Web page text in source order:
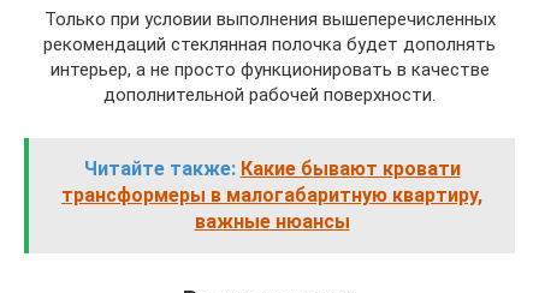
Только при условии выполнения вышеперечисленных
рекомендаций стеклянная полочка будет дополнять
интерьер, а не просто функционировать в качестве
дополнительной рабочей поверхности.
Читайте также: Какие бывают кровати
трансформеры в малогабаритную квартиру,
важные нюансы